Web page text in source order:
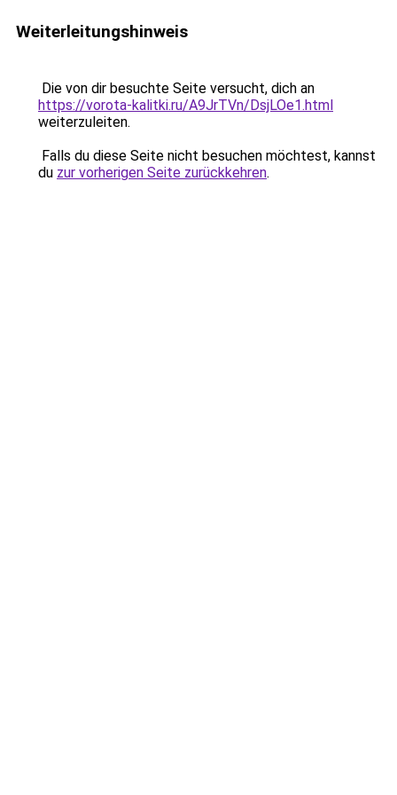
Weiterleitungshinweis
Die von dir besuchte Seite versucht, dich an
https://vorota-kalitki.ru/A9JrTVn/DsjLOe1.html
weiterzuleiten.
Falls du diese Seite nicht besuchen möchtest, kannst
du zur vorherigen Seite zurückkehren.